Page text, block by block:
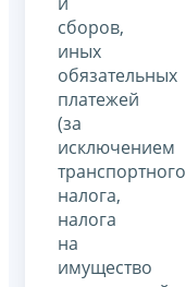
сборов,
иных
обязательных
платежей
(за
исключением
транспортного
налога,
налога
на
имущество